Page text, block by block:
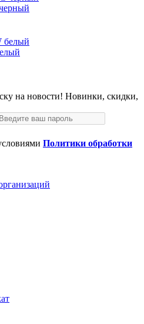
на новости! Новинки, скидки,
Политики обработки